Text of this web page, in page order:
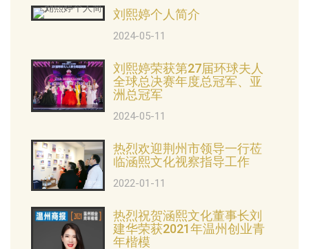
刘熙婷个人简介
2024-05-11
刘熙婷荣获第27届环球夫人
全球总决赛年度总冠军、亚
洲总冠军
2024-05-11
热烈欢迎荆州市领导一行莅
临涵熙文化视察指导工作
2022-01-11
热烈祝贺涵熙文化董事长刘
建华荣获2021年温州创业青
年楷模